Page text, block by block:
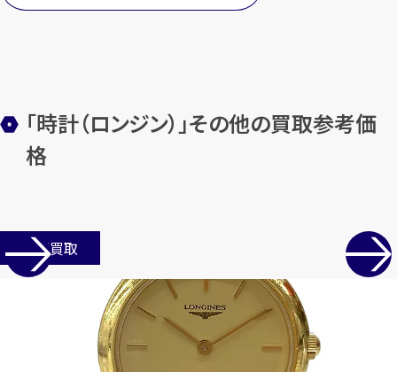
「時計（ロンジン）」その他の買取参考価
格
店舗買取